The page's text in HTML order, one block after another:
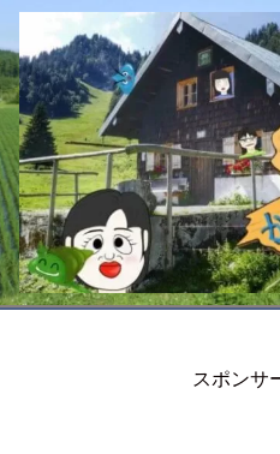
スポンサ